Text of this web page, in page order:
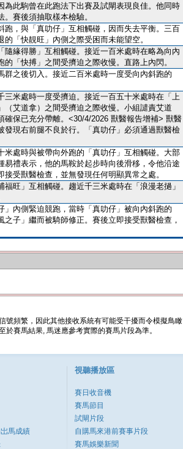
為此駒曾在此跑法下出賽及試閘表現良佳。他同時
賽後須抽取樣本檢驗。
跑，與「真叻仔」互相觸碰，因而失去平衡。三百
「快靚旺」內側之際受困而未能望空。
隨緣得勝」互相觸碰。接近一百米處時在略為向內
「快搏」之間受擠迫之際收慢。直路上內閃。
群之後切入。接近二百米處時一度受向內斜跑的
三米處時一度受擠迫。接近一百五十米處時在「上
（艾道拿）之間受擠迫之際收慢。小組譴責艾道
確保已充分帶離。<30/4/2026 獸醫報告增補> 獸醫
發現右前腿不良於行。「真叻仔」必須通過獸醫檢
米處時與被帶向外跑的「真叻仔」互相觸碰。大部
易禮表示，他的馬鞍於起步時向後滑移，令他沿途
受獸醫檢查，並無發現任何明顯異常之處。
旺」互相觸碰。趨近千三米處時在「浪漫老撾」
」內側緊迫競跑，當時「真叻仔」被向內斜跑的
之子」繼而被騎師修正。賽後立即接受獸醫檢查，
號頻繁，因此其他接收系統有可能受干擾而令模擬鳥瞰
賽馬結果, 馬迷應參考實際的賽馬片段為準。
馬成績
視聽播放區
賽日收音機
賽馬節目
試閘片段
自購馬來港前賽事片段
賽馬娛樂新聞